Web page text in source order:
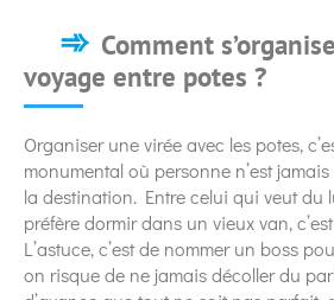
Comment
voyage entre potes ?
Organiser une virée avec les potes,
monumental où personne n’est
la destination. Entre celui qui veut du
préfère dormir dans un vieux van,
L’astuce, c’est de nommer un boss
on risque de ne jamais décoller du